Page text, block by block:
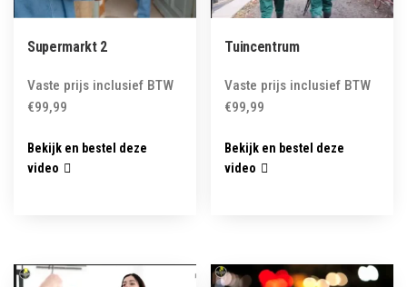
Supermarkt 2
Vaste prijs inclusief BTW
€99,99
Bekijk en bestel deze
video
Tuincentrum
Vaste prijs inclusief BTW
€99,99
Bekijk en bestel deze
video